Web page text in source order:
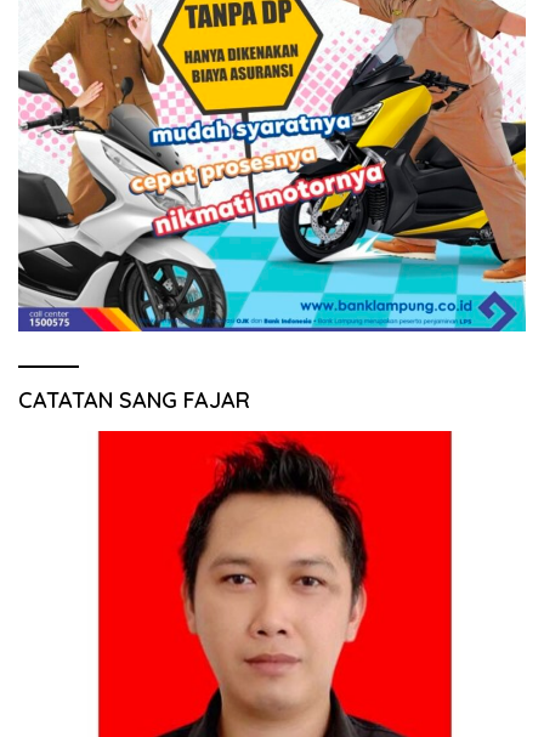
CATATAN SANG FAJAR